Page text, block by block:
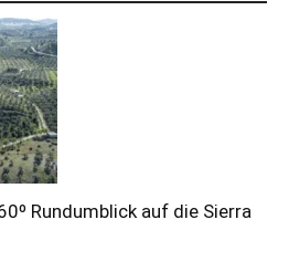
Rundumblick auf die Sierra